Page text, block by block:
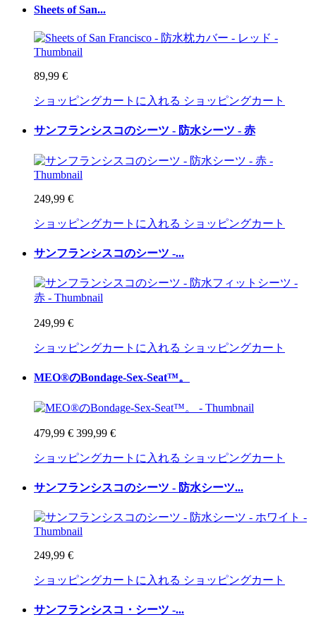
Sheets of San...
89,99 €
ショッピングカートに入れる ショッピングカート
サンフランシスコのシーツ - 防水シーツ - 赤
249,99 €
ショッピングカートに入れる ショッピングカート
サンフランシスコのシーツ -...
249,99 €
ショッピングカートに入れる ショッピングカート
MEO®のBondage-Sex-Seat™。
479,99 € 399,99 €
ショッピングカートに入れる ショッピングカート
サンフランシスコのシーツ - 防水シーツ...
249,99 €
ショッピングカートに入れる ショッピングカート
サンフランシスコ・シーツ -...